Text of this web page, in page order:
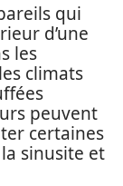
qui
d’une
les
climats
peuvent
certaines
sinusite et